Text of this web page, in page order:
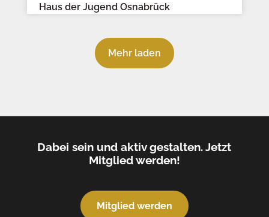
Haus der Jugend Osnabrück
Mehr laden
Dabei sein und aktiv gestalten. Jetzt
Mitglied werden!
Mitglied werden